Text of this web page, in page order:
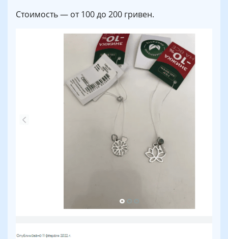
Стоимость — от 100 до 200 гривен.